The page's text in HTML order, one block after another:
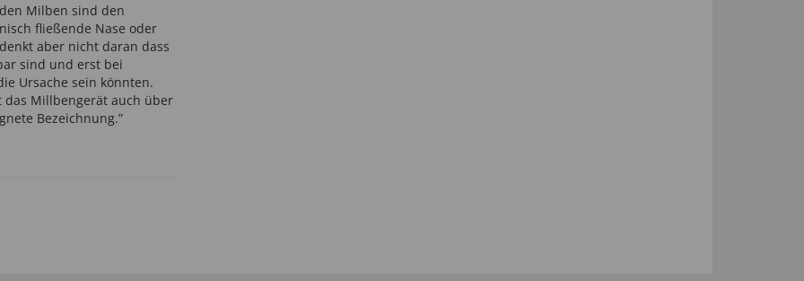
Milben sind den
fließende Nase oder
aber nicht daran dass
sind und erst bei
Ursache sein könnten.
Millbengerät auch über
Bezeichnung.”